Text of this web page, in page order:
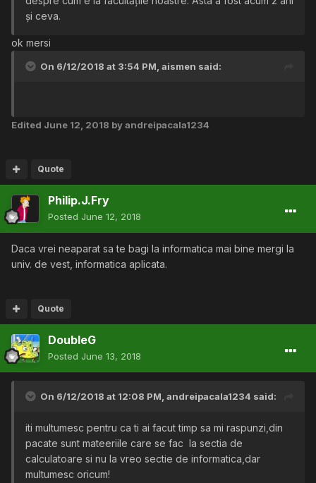
și ceva.
ok mersi
On 6/12/2018 at 3:54 PM, aismen said:
Edited June 12, 2018 by andreipacala1234
Quote
Philip.J.Fry
Posted June 12, 2018
Daca vrei neaparat sa te bagi la informatica mai bine mergi la
univ. de vest, informatica aplicata.
Quote
DoubleG
Posted June 13, 2018
On 6/12/2018 at 12:08 PM, andreipacala1234 said:
iti multumesc pentru ca ti ai facut timp sa mi raspunzi,din
pacate sunt mateeriile care se fac la sectia de
calculatoare si nu la vreo sectie de informatica,dar
multumesc oricum!